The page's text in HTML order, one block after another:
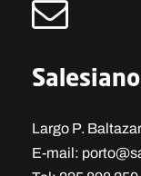
Largo P.
E-mail: